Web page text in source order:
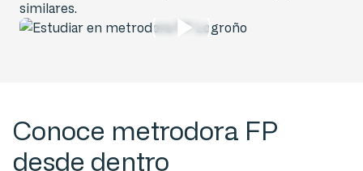
similares.
Conoce metrodora FP
desde dentro